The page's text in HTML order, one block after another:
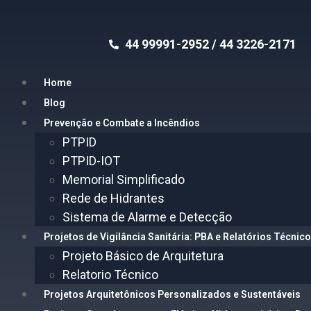
44 99991-2952 / 44 3226-2171
Home
Blog
Prevenção e Combate a Incêndios
PTPID
PTPID-IOT
Memorial Simplificado
Rede de Hidrantes
Sistema de Alarme e Detecção
Projetos de Vigilância Sanitária: PBA e Relatórios
Projeto Básico de Arquitetura
Relatorio Técnico
Projetos Arquitetônicos Personalizados e Sustentáveis